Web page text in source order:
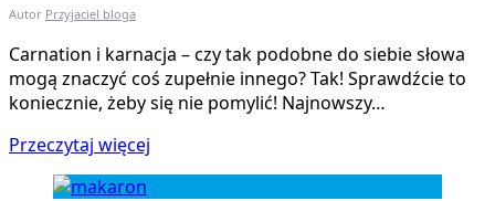
Autor Przyjaciel bloga
Carnation i karnacja – czy tak podobne do siebie słowa
mogą znaczyć coś zupełnie innego? Tak! Sprawdźcie to
koniecznie, żeby się nie pomylić! Najnowszy…
Przeczytaj więcej